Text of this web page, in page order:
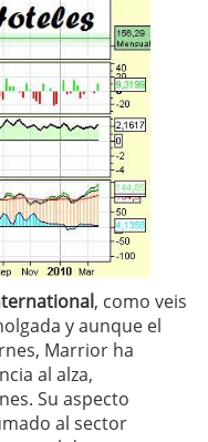
, como veis
y aunque el
Marrior ha
al alza,
Su aspecto
al sector